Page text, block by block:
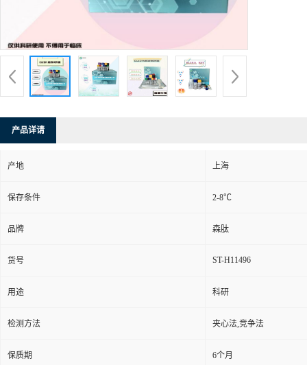
产品详请
产地 上海
保存条件 2-8℃
品牌 森肽
货号 ST-H11496
用途 科研
检测方法 夹心法,竞争法
保质期 6个月